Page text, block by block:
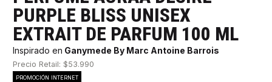
PURPLE BLISS UNISEX
EXTRAIT DE PARFUM 100 ML
Inspirado en Ganymede By Marc Antoine Barrois
Precio Retail: $53.990
PROMOCIÓN INTERNET